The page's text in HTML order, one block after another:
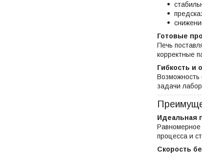
Готовые
Печь
корректные
Гибкость и
Возможность
задачи
Идеальная
Равномерное
процесса и
Скорость